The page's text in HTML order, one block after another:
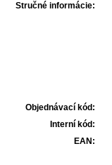
Stručné informácie:
Objednávací kód:
Interní kód:
EAN: